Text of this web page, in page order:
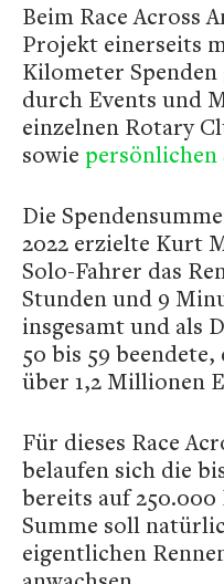
Beim Race Across
Projekt einerseits
Kilometer
durch Events und
einzelnen Rotary
sowie persönlichen
Die
2022 erzielte Kurt
Solo-Fahrer das
Stunden und 9
insgesamt und als
50 bis 59
über 1,2 Millionen
Für dieses Race
belaufen sich die
bereits auf
Summe soll
eigentlichen